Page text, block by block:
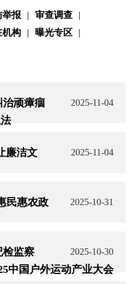
举报 | 审查调查
|
机构 | 曝光专区
|
2025-11-04
治顽瘴痼
2025-11-04
廉洁文
2025-10-31
民惠农政
2025-10-30
检监察
中国户外运动产业大会